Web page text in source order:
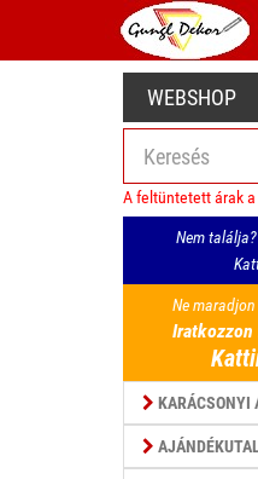
WEBSHOP
A feltüntetett árak
Nem
Ne
KARÁCSONYI